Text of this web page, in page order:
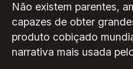
Não existem parentes,
capazes de obter
produto cobiçado
narrativa mais usada